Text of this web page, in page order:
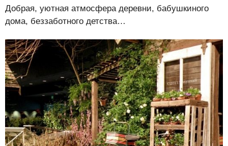
Добрая, уютная атмосфера деревни, бабушкиного
дома, беззаботного детства…